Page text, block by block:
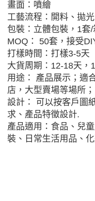
畫面：噴繪
工藝流程：開料、拋
包裝：立體包裝，1套
MOQ： 50套，接受
打樣時間：打樣3-5天
大貨周期：12-18天，
用途： 產品展示；適
店，大型賣場等場所；
設計： 可以按客戶圖
求、產品特徵設計.
產品適用：食品、兒
裝、日常生活用品、